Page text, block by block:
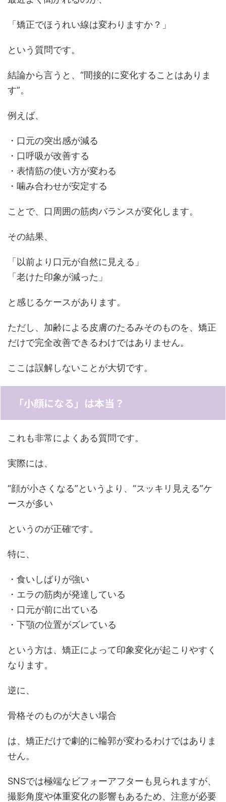
「矯正でほうれい線は変わりますか？」
という質問です。
結論から言うと、“間接的に変化することはありま
す”。
例えば、
・口元の突出感が減る
・口呼吸が改善する
・表情筋の使い方が変わる
・噛み合わせが安定する
ことで、口周囲の筋肉バランスが変化します。
その結果、
「以前より口元が自然に見える」
「老けた印象が減った」
と感じるケースがあります。
ただし、加齢による皮膚のたるみそのものを、矯正
だけで完全改善できるわけではありません。
ここは誤解しないことが大切です。
「小顔になる」は本当？
これも非常によくある質問です。
実際には、
“顔が小さくなる”というより、“スッキリ見える”ケ
ースが多い
というのが正確です。
特に、
・食いしばりが強い
・エラの筋肉が発達している
・口元が前に出ている
・下顎の位置がズレている
という方は、矯正によって印象変化が起こりやすく
なります。
逆に、
骨格そのものが大きい場合
は、矯正だけで劇的に輪郭が変わるわけではありま
せん。
SNSでは極端なビフォーアフターも見られますが、
撮影角度や体重変化の影響もあるため、注意が必要